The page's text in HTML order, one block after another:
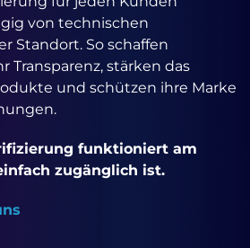
von technischen
Standort. So schaffen
Transparenz, stärken das
und schützen ihre Marke
funktioniert am
zugänglich ist.